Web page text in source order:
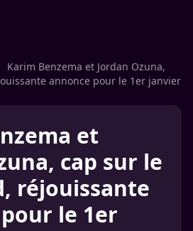
Karim Benzema et Jordan Ozuna,
annonce pour le 1er janvier
et
cap sur le
réjouissante
le 1er